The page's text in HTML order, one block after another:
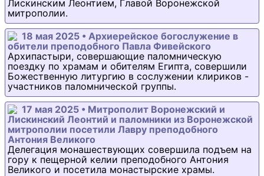
Лискинским Леонтием, Главой Воронежской
митрополии.
18 мая 2025 • Архиерейское богослужение в
обители преподобного Павла Фивейского
Архипастыри, совершающие паломническую
поездку по храмам и обителям Египта, совершили
Божественную литургию в сослужении клириков -
участников паломнической группы.
17 мая 2025 • Митрополит Воронежский и
Лискинский Леонтий и паломники из Воронежской
митрополии посетили Лавру преподобного
Антония Великого
Делегация монашествующих совершила подъем на
гору к пещерной келии преподобного Антония
Великого и посетила монастырские храмы.